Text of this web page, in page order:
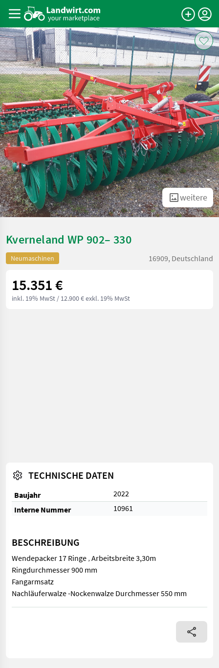
weitere
Kverneland WP 902– 330
Neumaschinen 16909, Deutschland
15.351 €
inkl. 19% MwSt / 12.900 € exkl. 19% MwSt
TECHNISCHE DATEN
Baujahr
2022
Interne Nummer
10961
BESCHREIBUNG
Wendepacker 17 Ringe ‚ Arbeitsbreite 3,30m
Ringdurchmesser 900 mm
Fangarmsatz
Nachläuferwalze -Nockenwalze Durchmesser 550 mm
Wendepacker 17 Ringe ‚ Arbeitsbreite 3,30m